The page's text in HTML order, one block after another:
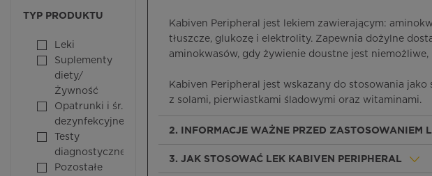
TYP PRODUKTU
Leki
Suplementy
diety/
Żywność
Opatrunki i śr.
dezynfekcyjne
Testy
diagnostyczne
Pozostałe
Kabiven Peripheral jest lekiem zawierającym:
tłuszcze, glukozę i elektrolity. Zapewnia dożylne
aminokwasów, gdy żywienie doustne jest
Kabiven Peripheral jest wskazany do stosowania
z solami, pierwiastkami śladowymi oraz witaminami.
2. INFORMACJE WAŻNE PRZED ZASTOSOWANIEM
3. JAK STOSOWAĆ LEK KABIVEN PERIPHERAL